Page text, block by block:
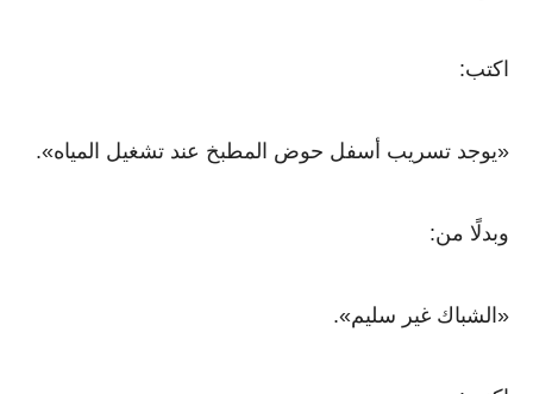
اكتب:
«يوجد تسريب أسفل حوض المطبخ عند تشغيل المياه».
وبدلًا من:
«الشباك غير سليم».